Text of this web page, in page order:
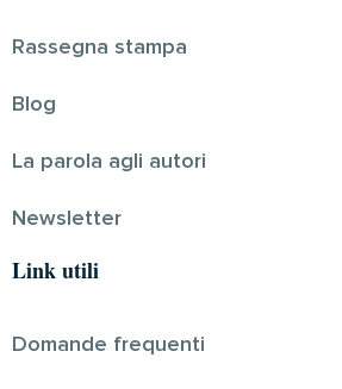
Rassegna stampa
Blog
La parola agli autori
Newsletter
Link utili
Domande frequenti